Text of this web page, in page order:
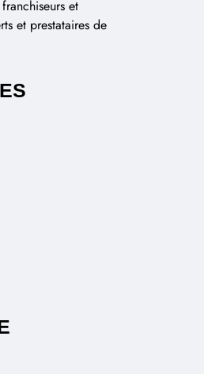
et
et prestataires de